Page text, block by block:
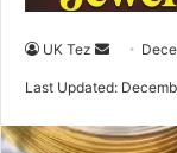
UK Tez
e
d
Last Updated: